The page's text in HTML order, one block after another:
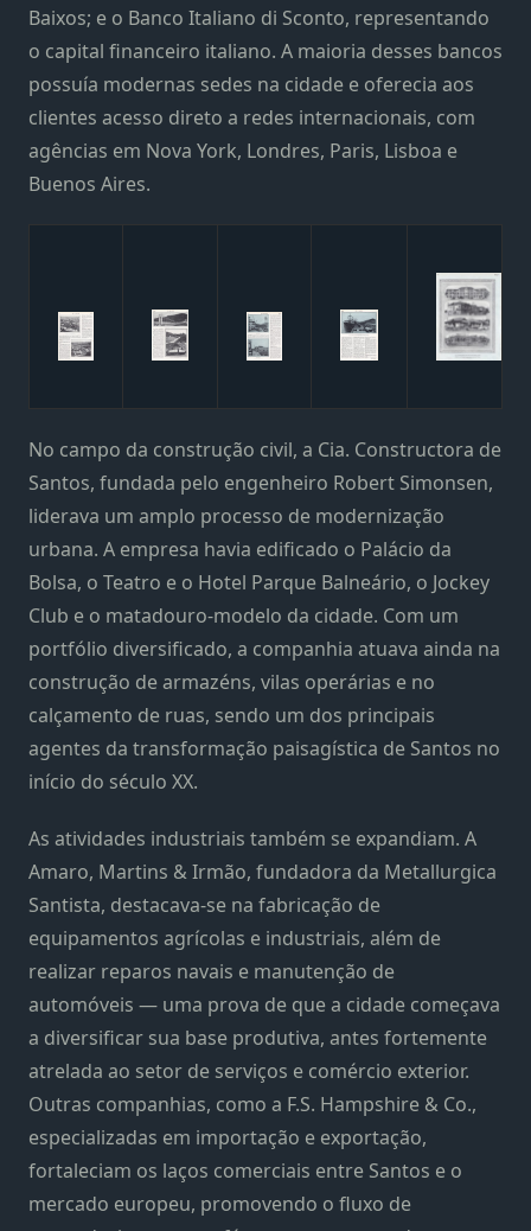
Baixos; e o Banco Italiano di Sconto, representando
o capital financeiro italiano. A maioria desses bancos
possuía modernas sedes na cidade e oferecia aos
clientes acesso direto a redes internacionais, com
agências em Nova York, Londres, Paris, Lisboa e
Buenos Aires.
No campo da construção civil, a Cia. Constructora de
Santos, fundada pelo engenheiro Robert Simonsen,
liderava um amplo processo de modernização
urbana. A empresa havia edificado o Palácio da
Bolsa, o Teatro e o Hotel Parque Balneário, o Jockey
Club e o matadouro-modelo da cidade. Com um
portfólio diversificado, a companhia atuava ainda na
construção de armazéns, vilas operárias e no
calçamento de ruas, sendo um dos principais
agentes da transformação paisagística de Santos no
início do século XX.
As atividades industriais também se expandiam. A
Amaro, Martins & Irmão, fundadora da Metallurgica
Santista, destacava-se na fabricação de
equipamentos agrícolas e industriais, além de
realizar reparos navais e manutenção de
automóveis — uma prova de que a cidade começava
a diversificar sua base produtiva, antes fortemente
atrelada ao setor de serviços e comércio exterior.
Outras companhias, como a F.S. Hampshire & Co.,
especializadas em importação e exportação,
fortaleciam os laços comerciais entre Santos e o
mercado europeu, promovendo o fluxo de